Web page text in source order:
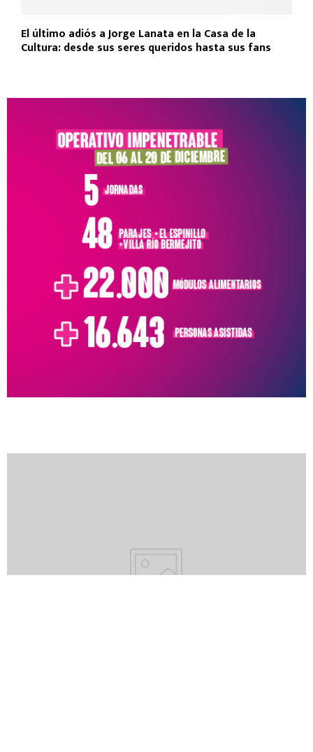
El último adiós a Jorge Lanata en la Casa de la
Cultura: desde sus seres queridos hasta sus fans